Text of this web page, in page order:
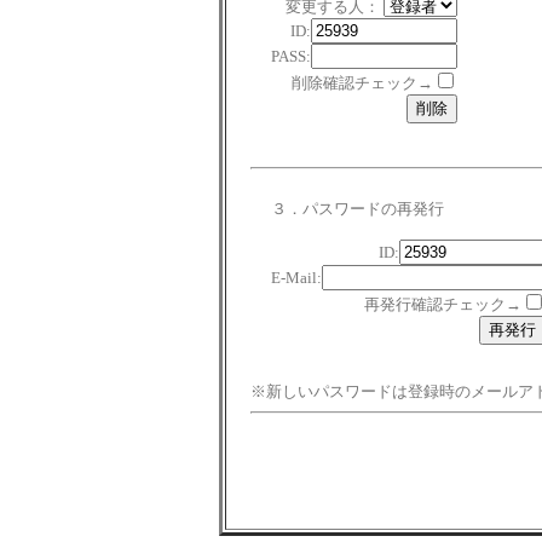
変更する人：
ID:
PASS:
削除確認チェック→
３．パスワードの再発行
ID:
E-Mail:
再発行確認チェック→
※新しいパスワードは登録時のメールア